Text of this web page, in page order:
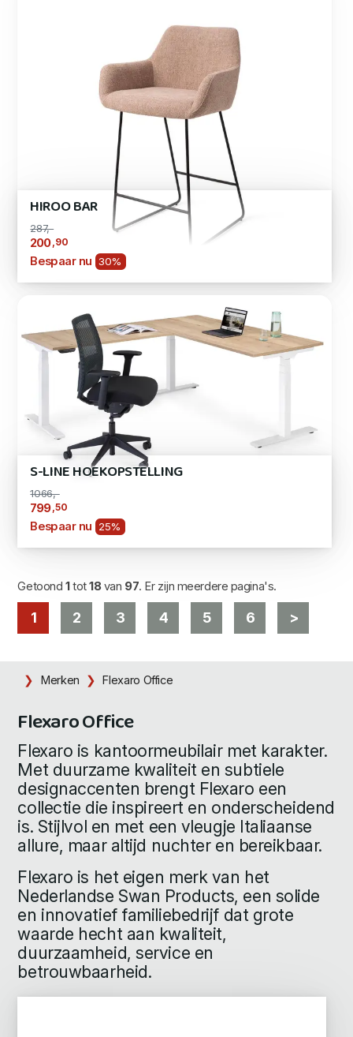
HIROO BAR
287,-
200 ,90
Bespaar nu 30%
S-LINE HOEKOPSTELLING
1066,-
799 ,50
Bespaar nu 25%
Getoond 1tot18van 97. Er zijn meerdere pagina's.
1 2 3 4 5 6 >
Merken Flexaro Office
Flexaro Office
Flexaro is kantoormeubilair met karakter.
Met duurzame kwaliteit en subtiele
designaccenten brengt Flexaro een
collectie die inspireert en onderscheidend
is. Stijlvol en met een vleugje Italiaanse
allure, maar altijd nuchter en bereikbaar.
Flexaro is het eigen merk van het
Nederlandse Swan Products, een solide
en innovatief familiebedrijf dat grote
waarde hecht aan kwaliteit,
duurzaamheid, service en
betrouwbaarheid.